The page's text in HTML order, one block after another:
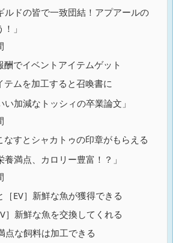
ドの皆で一致団結！アプアールの
」
酬でイベントアイテムゲット
テムを加工すると召喚書に
加減なトッシィの卒業論文」
なすとシャカトゥの印章がもらえる
満点、カロリー豊富！？」
［EV］新鮮な魚が獲得できる
］新鮮な魚を交換してくれる
点な飼料は加工できる